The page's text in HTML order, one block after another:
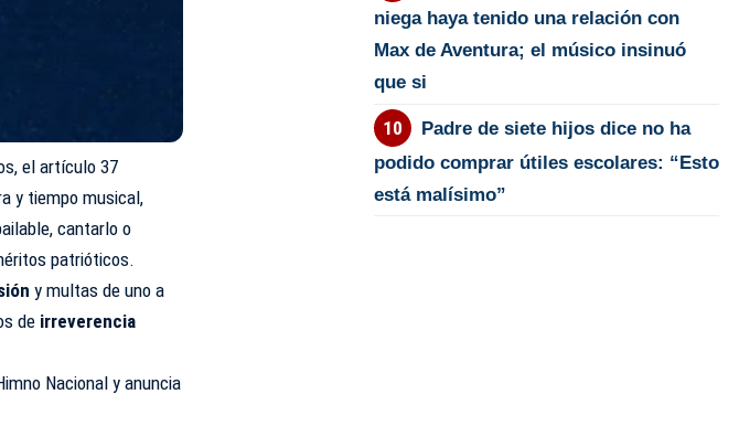
el artículo 37
y tiempo musical,
cantarlo o
patrióticos.
y multas de uno a
de irreverencia
Nacional y anuncia
niega haya tenido una relación con
Max de Aventura; el músico insinuó
que si
Padre de siete hijos dice no ha
podido comprar útiles escolares: “Esto
está malísimo”